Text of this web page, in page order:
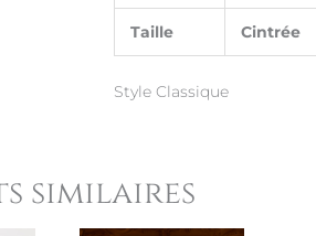
Taille Cintrée
Style Classique
similaires